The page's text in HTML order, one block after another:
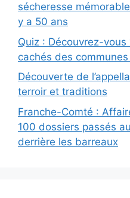
sécheresse
y a 50 ans
Quiz : Découvrez-
cachés des
Découverte de
terroir et traditions
Franche-Comté :
100 dossiers passés
derrière les barreaux